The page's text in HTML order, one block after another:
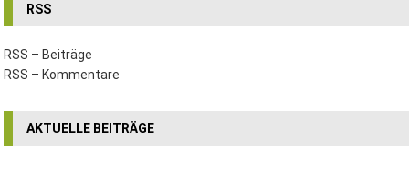
RSS
RSS – Beiträge
RSS – Kommentare
AKTUELLE BEITRÄGE